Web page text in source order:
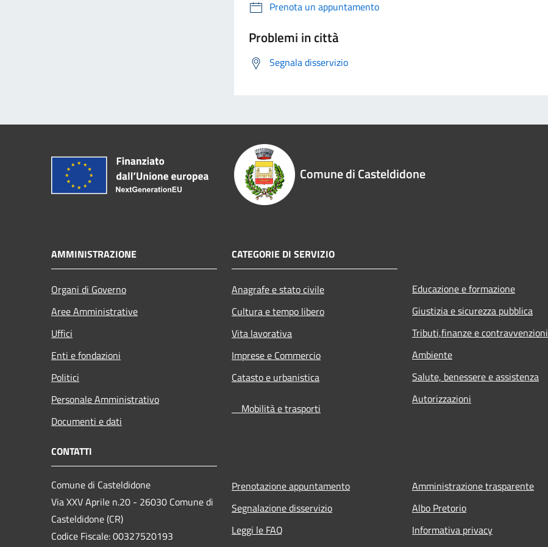
Prenota un appuntamento
Problemi in città
Segnala disservizio
Comune di Casteldidone
AMMINISTRAZIONE
Organi di Governo
Aree Amministrative
Uffici
Enti e fondazioni
Politici
Personale Amministrativo
Documenti e dati
CATEGORIE DI SERVIZIO
Anagrafe e stato civile
Cultura e tempo libero
Vita lavorativa
Imprese e Commercio
Catasto e urbanistica
Mobilità e trasporti
Educazione e formazione
Giustizia e sicurezza pubblica
Tributi,finanze e contravvenzioni
Ambiente
Salute, benessere e assistenza
Autorizzazioni
CONTATTI
Comune di Casteldidone
Via XXV Aprile n.20 - 26030 Comune di
Casteldidone (CR)
Codice Fiscale: 00327520193
Prenotazione appuntamento
Segnalazione disservizio
Leggi le FAQ
Amministrazione trasparente
Albo Pretorio
Informativa privacy